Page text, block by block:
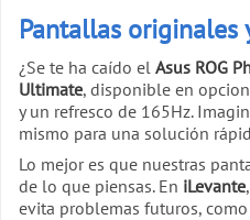
Pantallas originales
¿Se te ha caído el Asus ROG
Ultimate, disponible en
y un refresco de 165Hz.
mismo para una solución
Lo mejor es que nuestras
de lo que piensas. En iLevante
evita problemas futuros,